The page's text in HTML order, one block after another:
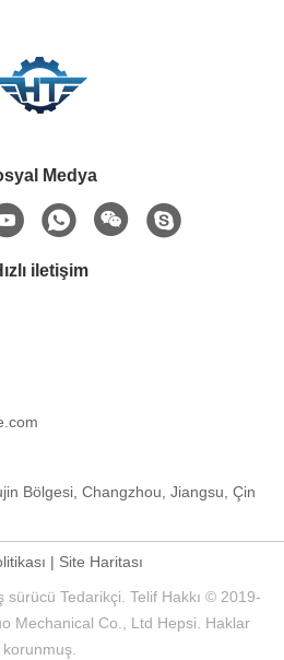
Medya
iletişim
Bölgesi, Changzhou, Jiangsu, Çin
| Site Haritası
sürücü Tedarikçi. Telif Hakkı © 2019-
Mechanical Co., Ltd Hepsi. Haklar
korunmuş.